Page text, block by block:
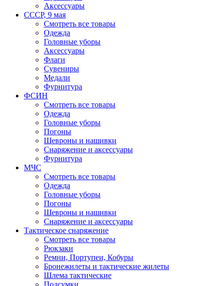
Аксессуары
СССР, 9 мая
Смотреть все товары
Одежда
Головные уборы
Аксессуары
Флаги
Сувениры
Медали
Фурнитура
ФСИН
Смотреть все товары
Одежда
Головные уборы
Погоны
Шевроны и нашивки
Снаряжение и аксессуары
Фурнитура
МЧС
Смотреть все товары
Одежда
Головные уборы
Погоны
Шевроны и нашивки
Снаряжение и аксессуары
Тактическое снаряжение
Смотреть все товары
Рюкзаки
Ремни, Портупеи, Кобуры
Бронежилеты и тактические жилеты
Шлема тактические
Подсумки